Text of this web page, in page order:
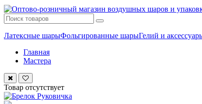
Латексные шарыФольгированные шарыГелий и
Главная
Мастера
Товар отсутствует